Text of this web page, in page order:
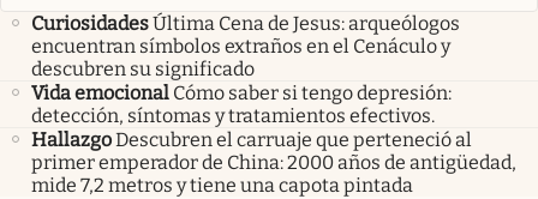
CuriosidadesÚltima Cena de Jesus: arqueólogos
encuentran símbolos extraños en el Cenáculo y
descubren su significado
Vida emocional Cómo saber si tengo depresión:
detección, síntomas y tratamientos efectivos.
HallazgoDescubren el carruaje que perteneció al
primer emperador de China: 2000 años de antigüedad,
mide 7,2 metros y tiene una capota pintada